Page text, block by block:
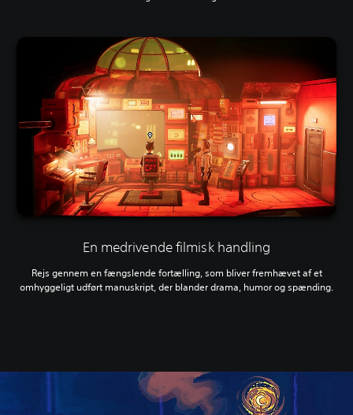
En medrivende filmisk handling
Rejs gennem en fængslende fortælling, som bliver fremhævet af et
omhyggeligt udført manuskript, der blander drama, humor og spænding.